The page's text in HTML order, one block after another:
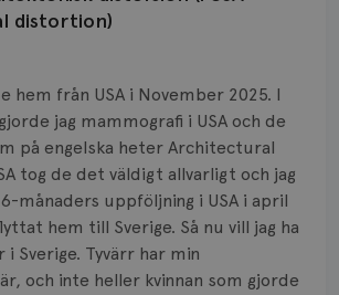
distortion)
hem från USA i November 2025. I
jag mammografi i USA och de
på engelska heter Architectural
tog de det väldigt allvarligt och jag
månaders uppföljning i USA i april
hem till Sverige. Så nu vill jag ha
Sverige. Tyvärr har min
och inte heller kvinnan som gjorde